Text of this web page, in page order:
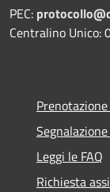
PEC:
Centralino Unico:
Leggi le FAQ
Richiesta